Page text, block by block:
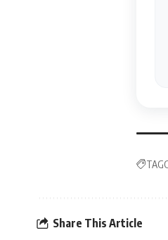
Share This Article